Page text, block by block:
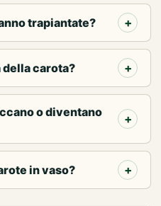
trapiantate?
carota?
o diventano
in vaso?